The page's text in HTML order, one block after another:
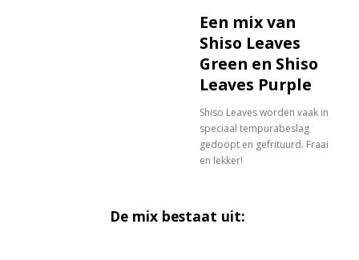
Een mix van
Shiso Leaves
Green en Shiso
Leaves Purple
Shiso Leaves worden vaak in
speciaal tempurabeslag
gedoopt en gefrituurd. Fraai
en lekker!
De mix bestaat uit: